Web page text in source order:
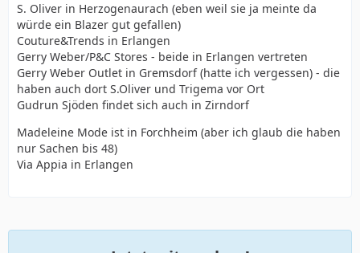
S. Oliver in Herzogenaurach (eben weil sie ja meinte da
würde ein Blazer gut gefallen)
Couture&Trends in Erlangen
Gerry Weber/P&C Stores - beide in Erlangen vertreten
Gerry Weber Outlet in Gremsdorf (hatte ich vergessen) - die
haben auch dort S.Oliver und Trigema vor Ort
Gudrun Sjöden findet sich auch in Zirndorf
Madeleine Mode ist in Forchheim (aber ich glaub die haben
nur Sachen bis 48)
Via Appia in Erlangen